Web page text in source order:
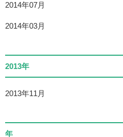
2014年07月
2014年03月
2013年
2013年11月
年